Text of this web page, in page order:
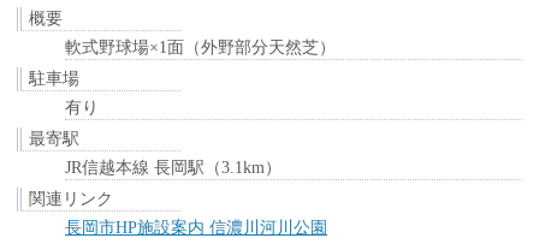
概要
軟式野球場×1面（外野部分天然芝）
駐車場
有り
最寄駅
JR信越本線 長岡駅（3.1km）
関連リンク
長岡市HP施設案内 信濃川河川公園